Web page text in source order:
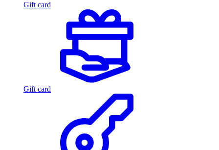
Gift card
Gift card